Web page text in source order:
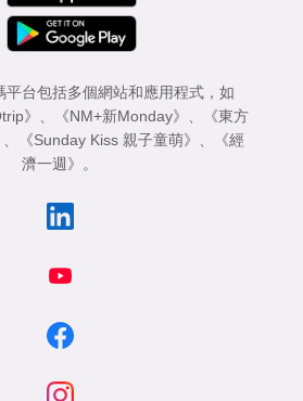
平台包括多個網站和應用程式，如
》 、 《NM+新Monday》 、
《東方
、 《Sunday Kiss 親子童萌》 、
《經
濟一週》 。